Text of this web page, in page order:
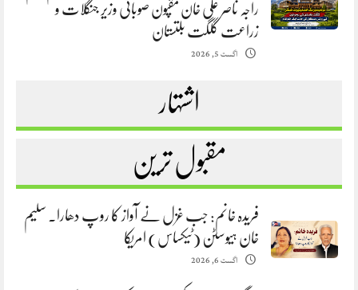
راجہ ناصر علی خان مقپون صوبائی وزیر جنگلات و
زراعت گلگت بلتستان
اگست 5, 2026
اشتہار
مقبول ترین
فریدہ خانم: جب غزل نے آواز کا روپ دھارا. سلیم
خان ہیوسٹن (ٹیکساس) امریکا
اگست 6, 2026